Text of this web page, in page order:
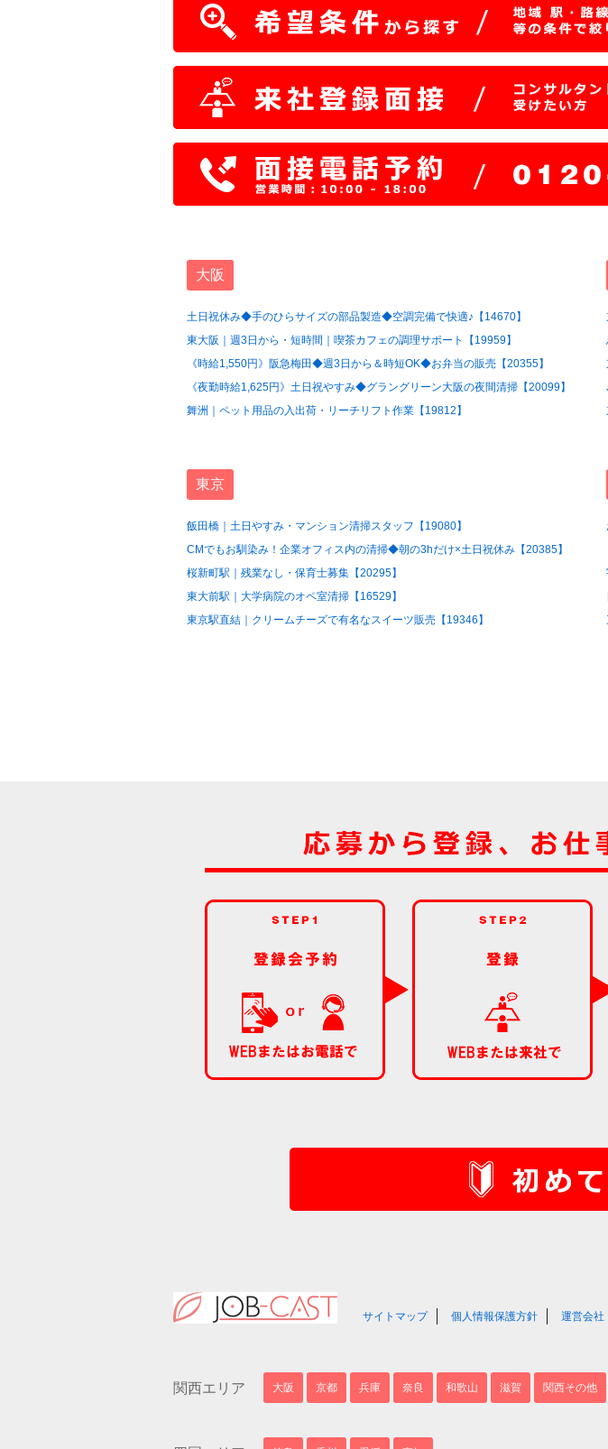
大阪
土日祝休み◆手のひらサイズの部品製造◆空調完備で快適♪【14670】
東大阪｜週3日から・短時間｜喫茶カフェの調理サポート【19959】
《時給1,550円》阪急梅田◆週3日から＆時短OK◆お弁当の販売【20355】
《夜勤時給1,625円》土日祝やすみ◆グラングリーン大阪の夜間清掃【20099】
舞洲｜ペット用品の入出荷・リーチリフト作業【19812】
東京
飯田橋｜土日やすみ・マンション清掃スタッフ【19080】
CMでもお馴染み！企業オフィス内の清掃◆朝の3hだけ×土日祝休み【20385】
桜新町駅｜残業なし・保育士募集【20295】
東大前駅｜大学病院のオペ室清掃【16529】
東京駅直結｜クリームチーズで有名なスイーツ販売【19346】
サイトマップ 個人情報保護方針 運営会社
関西エリア 大阪 京都 兵庫 奈良 和歌山 滋賀 関西その他